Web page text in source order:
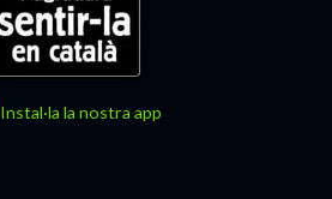
Instal·la la nostra app